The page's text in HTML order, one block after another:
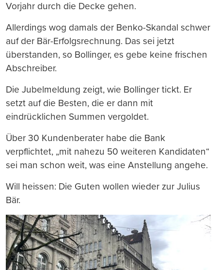
Vorjahr durch die Decke gehen.
Allerdings wog damals der Benko-Skandal schwer
auf der Bär-Erfolgsrechnung. Das sei jetzt
überstanden, so Bollinger, es gebe keine frischen
Abschreiber.
Die Jubelmeldung zeigt, wie Bollinger tickt. Er
setzt auf die Besten, die er dann mit
eindrücklichen Summen vergoldet.
Über 30 Kundenberater habe die Bank
verpflichtet, „mit nahezu 50 weiteren Kandidaten“
sei man schon weit, was eine Anstellung angehe.
Will heissen: Die Guten wollen wieder zur Julius
Bär.